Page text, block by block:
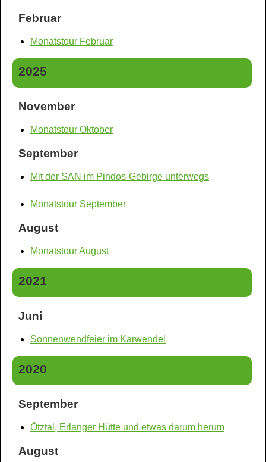
Februar
Monatstour Februar
2025
November
Monatstour Oktober
September
Mit der SAN im Pindos-Gebirge unterwegs
Monatstour September
August
Monatstour August
2021
Juni
Sonnenwendfeier im Karwendel
2020
September
Ötztal, Erlanger Hütte und etwas darum herum
August